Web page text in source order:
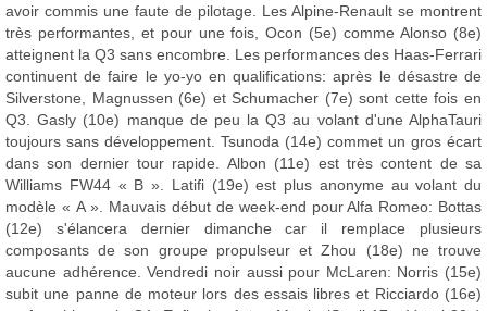
avoir commis une faute de pilotage. Les Alpine-Renault se montrent
très performantes, et pour une fois, Ocon (5e) comme Alonso (8e)
atteignent la Q3 sans encombre. Les performances des Haas-Ferrari
continuent de faire le yo-yo en qualifications: après le désastre de
Silverstone, Magnussen (6e) et Schumacher (7e) sont cette fois en
Q3. Gasly (10e) manque de peu la Q3 au volant d'une AlphaTauri
toujours sans développement. Tsunoda (14e) commet un gros écart
dans son dernier tour rapide. Albon (11e) est très content de sa
Williams FW44 « B ». Latifi (19e) est plus anonyme au volant du
modèle « A ». Mauvais début de week-end pour Alfa Romeo: Bottas
(12e) s'élancera dernier dimanche car il remplace plusieurs
composants de son groupe propulseur et Zhou (18e) ne trouve
aucune adhérence. Vendredi noir aussi pour McLaren: Norris (15e)
subit une panne de moteur lors des essais libres et Ricciardo (16e)